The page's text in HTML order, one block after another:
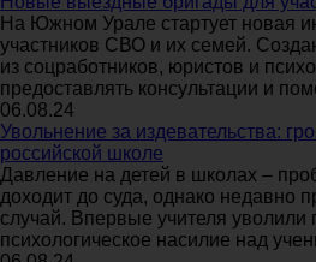
На Южном Урале стартует новая
участников СВО и их семей.
из соцработников, юристов и
предоставлять консультации и
06.08.24
Увольнение за издевательства:
российской школе
Давление на детей в школах –
доходит до суда, однако недавно
случай. Впервые учителя уволили
психологическое насилие над